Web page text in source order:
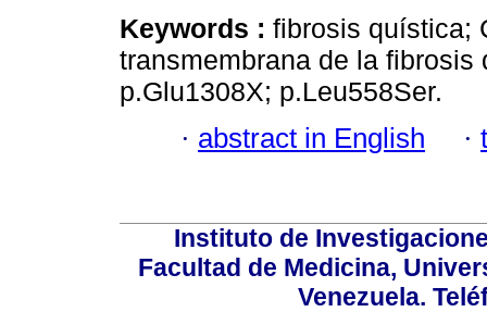
Keywords : fibrosis quística;
transmembrana de la
p.Glu1308X; p.Leu558Ser.
· abstract in English ·
Instituto de
Facultad de Medicina,
Venezuela.